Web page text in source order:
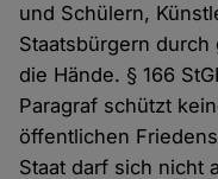
und Schülern,
Staatsbürgern durch
die Hände. § 166
Paragraf schützt
öffentlichen
Staat darf sich nicht